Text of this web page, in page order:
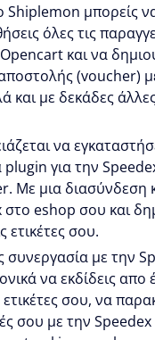
μπορείς
όλες τις
και να
αποστολής (voucher)
και με δεκάδες
να
plugin για την
Με μια διασύνδεση
eshop σου και
ετικέτες σου.
συνεργασία με την
να εκδίδεις απο
ετικέτες σου, να
σου με την Speedex